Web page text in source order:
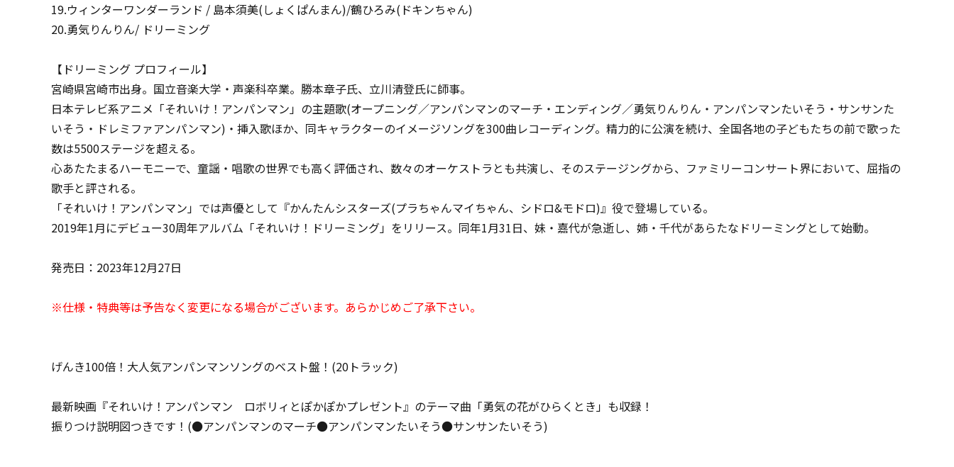
19.ウィンターワンダーランド / 島本須美(しょくぱんまん)/鶴ひろみ(ドキンちゃん)
20.勇気りんりん/ ドリーミング
【ドリーミング プロフィール】
宮崎県宮崎市出身。国立音楽大学・声楽科卒業。勝本章子氏、立川清登氏に師事。
日本テレビ系アニメ「それいけ！アンパンマン」の主題歌(オープニング／アンパンマンのマーチ・エンディング／勇気りんりん・アンパンマンたいそう・サンサンた
いそう・ドレミファアンパンマン)・挿入歌ほか、同キャラクターのイメージソングを300曲レコーディング。精力的に公演を続け、全国各地の子どもたちの前で歌った
数は5500ステージを超える。
心あたたまるハーモニーで、童謡・唱歌の世界でも高く評価され、数々のオーケストラとも共演し、そのステージングから、ファミリーコンサート界において、屈指の
歌手と評される。
「それいけ！アンパンマン」では声優として『かんたんシスターズ(プラちゃんマイちゃん、シドロ&モドロ)』役で登場している。
2019年1月にデビュー30周年アルバム「それいけ！ドリーミング」をリリース。同年1月31日、妹・嘉代が急逝し、姉・千代があらたなドリーミングとして始動。
発売日：2023年12月27日
※仕様・特典等は予告なく変更になる場合がございます。あらかじめご了承下さい。
げんき100倍！大人気アンパンマンソングのベスト盤！(20トラック)
最新映画『それいけ！アンパンマン ロボリィとぽかぽかプレゼント』のテーマ曲「勇気の花がひらくとき」も収録！
振りつけ説明図つきです！(●アンパンマンのマーチ●アンパンマンたいそう●サンサンたいそう)